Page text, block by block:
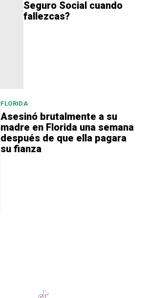
Seguro Social cuando
fallezcas?
FLORIDA
Asesinó brutalmente a su
madre en Florida una semana
después de que ella pagara
su fianza